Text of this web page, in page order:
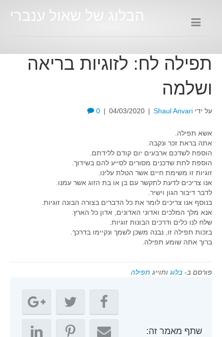
הבלוג של שאול ענברי
תפילה לח: לזוגיות בריאה
ושלמה
על ידי Shaul Anvari
|
04/03/2020
|
0
אשא תפילה.
אתה בראת זכר ונקבה.
הוספת לשדכם ארבעים יום קודם ללידתם.
הוספת לתת שדכנים מסורים לסייע להם בשידוך.
זוגיות זו משימת חיים אשר הטלת עלינו.
אנו צריכים לדעת לתקשר עם בן או בת הזוג אשר עמנו.
לדבר דיבור הגון וישיר.
בנוסף אנו צריכים לומר את כל הדברים בצורה הבונה זוגיות.
אנא מלך המלכים ואדוני האדונים, אדון כל הארץ.
שלח לנו כלים ודרכים הבונות זוגיות.
בזכות תפילה זו, נבנה משכן לשמך ונקיימו בדרכך.
ברוך אתה שומע תפילה.
פורסם ב- בלוג ותוייג תפילה
שתף מאמר זה: